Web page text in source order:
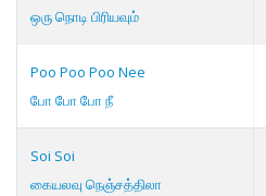
ஒரு நொடி பிரியவும்
Poo Poo Poo Nee
போ போ போ நீ
Soi Soi
கையலவு நெஞ்சத்திலா